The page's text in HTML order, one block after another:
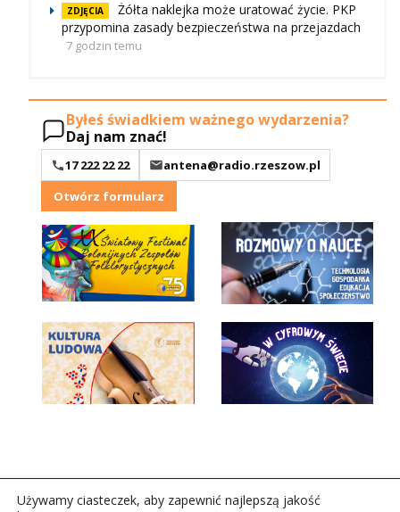
ZDJĘCIA
Żółta naklejka może uratować życie. PKP
przypomina zasady bezpieczeństwa na przejazdach
7 godzin temu
Byłeś świadkiem ważnego wydarzenia?
Daj nam znać!
17 222 22 22
antena@radio.rzeszow.pl
Otwórz formularz
Używamy ciasteczek, aby zapewnić najlepszą jakość